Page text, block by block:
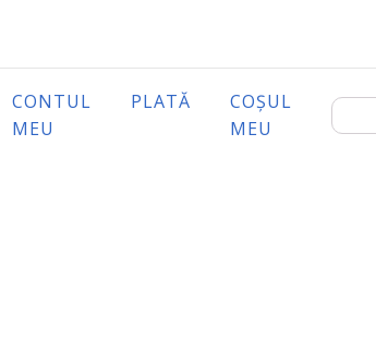
CONTUL
MEU
PLATĂ
COȘUL
MEU